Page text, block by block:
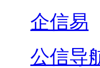
企信易
公信导